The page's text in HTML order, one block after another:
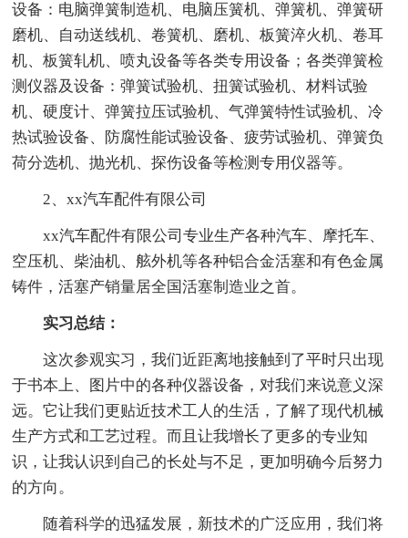
设备：电脑弹簧制造机、电脑压簧机、弹簧机、弹簧研
磨机、自动送线机、卷簧机、磨机、板簧淬火机、卷耳
机、板簧轧机、喷丸设备等各类专用设备；各类弹簧检
测仪器及设备：弹簧试验机、扭簧试验机、材料试验
机、硬度计、弹簧拉压试验机、气弹簧特性试验机、冷
热试验设备、防腐性能试验设备、疲劳试验机、弹簧负
荷分选机、抛光机、探伤设备等检测专用仪器等。
2、xx汽车配件有限公司
xx汽车配件有限公司专业生产各种汽车、摩托车、
空压机、柴油机、舷外机等各种铝合金活塞和有色金属
铸件，活塞产销量居全国活塞制造业之首。
实习总结：
这次参观实习，我们近距离地接触到了平时只出现
于书本上、图片中的各种仪器设备，对我们来说意义深
远。它让我们更贴近技术工人的生活，了解了现代机械
生产方式和工艺过程。而且让我增长了更多的专业知
识，让我认识到自己的长处与不足，更加明确今后努力
的方向。
随着科学的迅猛发展，新技术的广泛应用，我们将